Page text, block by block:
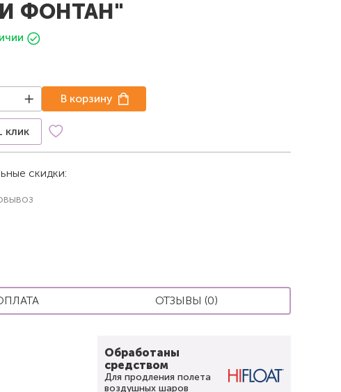
ФОНТАН"
клик
В корзину
скидки:
ОТЗЫВЫ (0)
Обработаны
средством
Для продления полета
воздушных шаров